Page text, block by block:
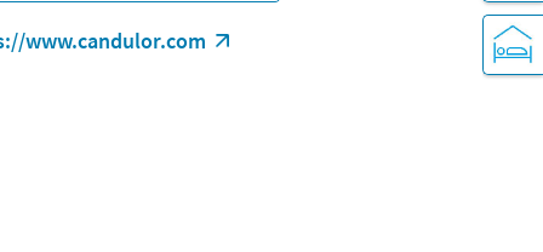
www.candulor.com